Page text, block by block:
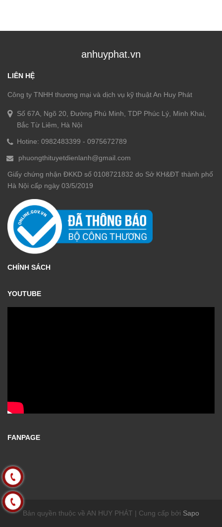
anhuyphat.vn
LIÊN HỆ
Công ty TNHH thương mại và dịch vụ kỹ thuật An Huy Phát
Số 67A, Ngõ 20, Đường Phú Minh, TDP Phúc Lý, Minh Khai,
Bắc Từ Liêm, Hà Nội
Hotine: 0982483399 - 0975672789
phuongthituyetdienlanh@gmail.com
Giấy chứng nhận ĐKKD số 0108721832 do Sở KH&ĐT thành phố
Hà Nội cấp ngày 03/5/2019
CHÍNH SÁCH
YOUTUBE
FANPAGE
Bản quyền thuộc về AN HUY PHÁT | Cung cấp bởi Sapo